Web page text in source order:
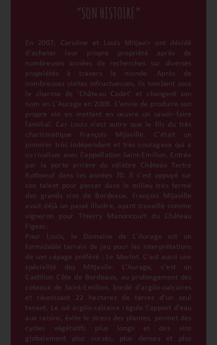
“SON HISTOIRE”
En 2007, Caroline et Louis Mitjavir ont décidé
d'acheter leur propre propriété après de
nombreuses années de recherches sur diverses
propriétés à travers le monde. Après de
nombreuses visites infructueuses, ils tombent sous
le charme de 'Château Cadet' et changent son
nom en L'Aurage en 2009. L'envie de produire son
propre vin en mettant en œuvre un savoir-faire
familial. Car Louis n'est autre que le fils du très
charismatique François Mijaville. C'était un
pionnier très indépendant et très courageux qui a
su rivaliser avec l'appellation Saint-Emilion. Entrée
par la porte arrière du célèbre Château Tertre
Rotboeuf dans les années 70. Il s'est appuyé sur
son talent pour percer dans le milieu très fermé
des grands vins de Bordeaux. François Mijaville
avait déjà un passé illustre, ayant travaillé comme
vigneron pour Thierry Manoncourt du Château
Figeac.
Pour Louis, le Domaine de L'Aurage est un
formidable terrain de jeu pour les interprétations
de son cépage préféré : Le Merlot. C'est aussi une
spécialité des Mitjavile. L'Aurage, c'est un
Castillon Côte de Bordeaux, au prolongement des
coteaux de Saint-Emilion, bordé d'argilo-calcaires
et réunissant 22 hectares de terres d'un seul
tenant. Le sol argilo-calcaire régule l'apport d'eau
aux raisins, évite le stress des plantes, permet des
cycles végétatifs plus longs et des vins
globalement plus corsés, plus denses et plus